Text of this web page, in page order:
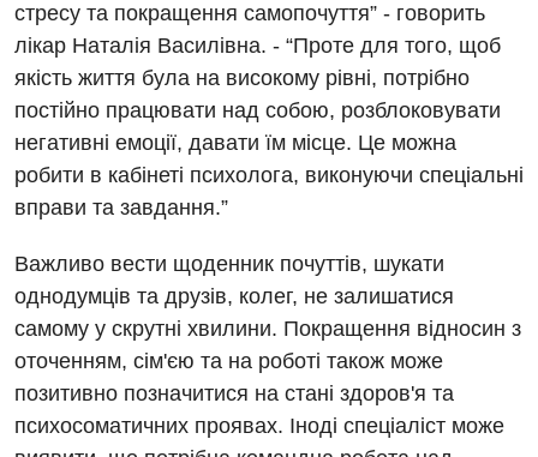
Відео
Мамографія
Нейросонографія
Рентгенографія
УЗД
Акушерство і гінекологія
Алергологія, імунологія
Безоплатні послуги
Денний стаціонар
Діагностичне відділення
Ендоскопічне відділення
Педіатричне відділення
Терапевтичне відділення
Травматологічне відділення
Урологічне відділення
Декларування
Лікування гострого інфаркту
Національний скринінг здоров’я 40+
стресу та покращення самопочуття” - говорить
лікар Наталія Василівна. - “Проте для того, щоб
якість життя була на високому рівні, потрібно
постійно працювати над собою, розблоковувати
негативні емоції, давати їм місце. Це можна
робити в кабінеті психолога, виконуючи спеціальні
вправи та завдання.”
Важливо вести щоденник почуттів, шукати
однодумців та друзів, колег, не залишатися
самому у скрутні хвилини. Покращення відносин з
оточенням, сім'єю та на роботі також може
позитивно позначитися на стані здоров'я та
психосоматичних проявах. Іноді спеціаліст може